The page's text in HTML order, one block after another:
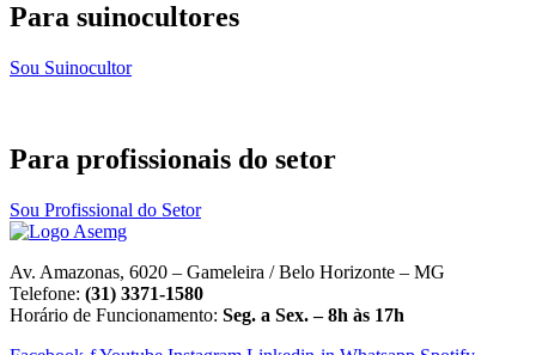
Para suinocultores
Sou Suinocultor
Para profissionais do setor
Sou Profissional do Setor
Av. Amazonas, 6020 – Gameleira / Belo Horizonte – MG
Telefone: (31) 3371-1580
Horário de Funcionamento: Seg. a Sex. – 8h às 17h